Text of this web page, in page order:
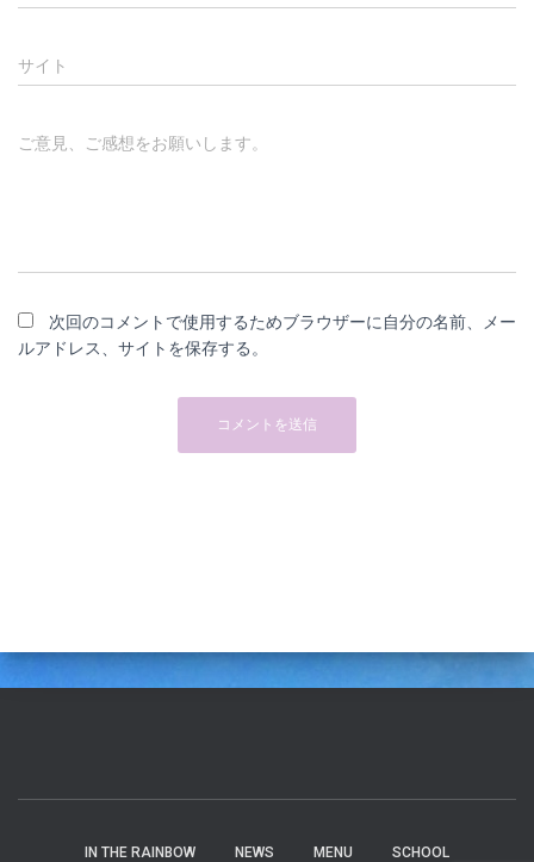
サイト
ご意見、ご感想をお願いします。
次回のコメントで使用するためブラウザーに自分の名前、メー
ルアドレス、サイトを保存する。
IN THE RAINBOW NEWS MENU SCHOOL